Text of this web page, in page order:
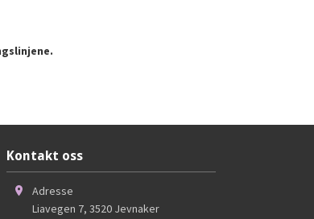
Kontakt oss
Adresse
Liavegen 7, 3520 Jevnaker